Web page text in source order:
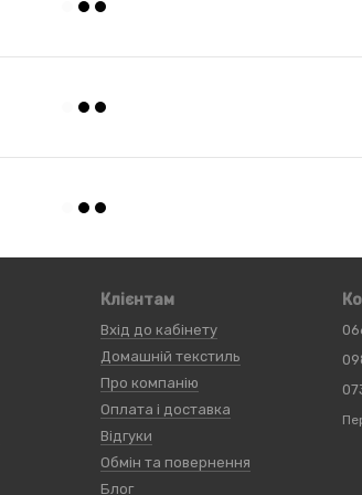
Клієнтам
Вхід до кабінету
Домашній текстиль
Про компанію
Оплата і доставка
Відгуки
Обмін та повернення
Блог